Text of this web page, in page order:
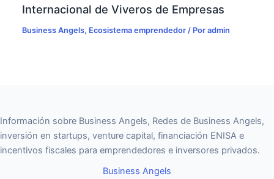
Internacional de Viveros de Empresas
Business Angels, Ecosistema emprendedor / Poradmin
Información sobre Business Angels, Redes de Business Angels,
inversión en startups, venture capital, financiación ENISA e
incentivos fiscales para emprendedores e inversores privados.
Business Angels